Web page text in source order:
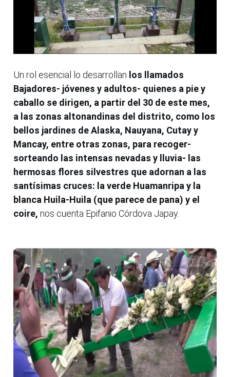
Un rol esencial lo desarrollan los llamados
Bajadores- jóvenes y adultos- quienes a pie y
caballo se dirigen, a partir del 30 de este mes,
a las zonas altonandinas del distrito, como los
bellos jardines de Alaska, Nauyana, Cutay y
Mancay, entre otras zonas, para recoger-
sorteando las intensas nevadas y lluvia- las
hermosas flores silvestres que adornan a las
santísimas cruces: la verde Huamanripa y la
blanca Huila-Huila (que parece de pana) y el
coire, nos cuenta Epifanio Córdova Japay.